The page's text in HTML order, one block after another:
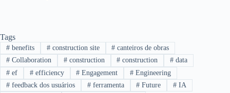
Tags
#benefits #construction site # canteiros de obras
#Collaboration #construction # construction # data
#ef #efficiency # Engagement # Engineering
#feedback dos usuários #ferramenta # Future # IA